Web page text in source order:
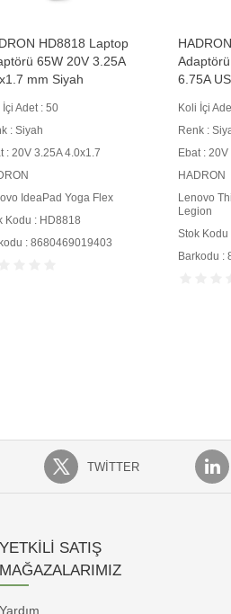
HD8818 Laptop
65W 20V 3.25A
mm Siyah
İçi Adet : 50
: Siyah
: 20V 3.25A 4.0x1.7
IdeaPad Yoga Flex
Kodu : HD8818
: 8680469019403
6.75A
Koli İçi
Renk :
Ebat :
HADRON
Lenovo
Legion
Stok Kodu
Barkodu :
TWITTER
YETKİLİ SATIŞ
MAĞAZALARIMIZ
Yardım